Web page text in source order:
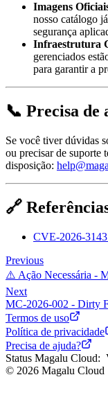
Imagens
nosso catálogo
segurança
Infraestrutura
gerenciados
para garantir a
📞 Precisa de
Se você tiver dúvidas
ou precisar de suporte
disposição:
🔗
CVE-2026-
Previous
⚠️ Ação Necessária -
Next
MC-2026-002 - Dirty
Termos de uso
Política de privacidade
Precisa de ajuda?
Status Magalu Cloud:
© 2026 Magalu Cloud